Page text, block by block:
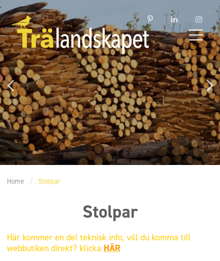
Home / Stolpar
Stolpar
Här kommer en del teknisk info, vill du komma till
webbutiken direkt? klicka HÄR